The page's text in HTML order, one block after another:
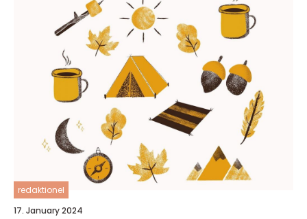
redaktionel
17. January 2024